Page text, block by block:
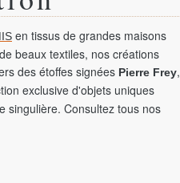
en tissus de grandes maisons
beaux textiles, nos créations
des étoffes signées Pierre Frey,
exclusive d'objets uniques
singulière. Consultez tous nos